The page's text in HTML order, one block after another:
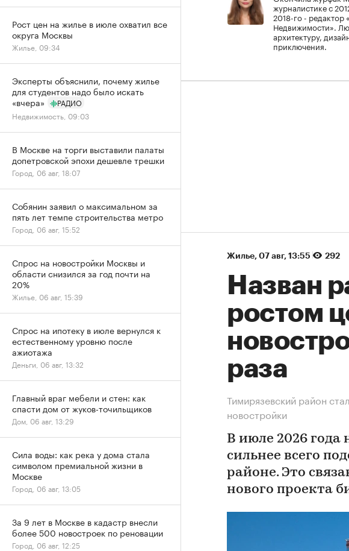
журналистике с
2018-го - редактор
Недвижимости».
архитектуру,
приключения.
Жилье⁠, 07 авг, 13:55 292
Назван
ростом
раза
Тимирязевский район
новостройки
В июле 2026 года
сильнее всего
районе. Это
нового проекта
Рост цен на жилье в июле охватил все
округа Москвы
Жилье, 09:34
Эксперты объяснили, почему жилье
для студентов надо было искать
«вчера»
РАДИО
Недвижимость, 09:03
В Москве на торги выставили палаты
допетровской эпохи дешевле трешки
Город, 06 авг, 18:07
Собянин заявил о максимальном за
пять лет темпе строительства метро
Город, 06 авг, 15:52
Спрос на новостройки Москвы и
области снизился за год почти на
20%
Жилье, 06 авг, 15:39
Спрос на ипотеку в июле вернулся к
естественному уровню после
ажиотажа
Деньги, 06 авг, 13:32
Главный враг мебели и стен: как
спасти дом от жуков-точильщиков
Дом, 06 авг, 13:29
Сила воды: как река у дома стала
символом премиальной жизни в
Москве
Город, 06 авг, 13:05
За 9 лет в Москве в кадастр внесли
более 500 новостроек по реновации
Город, 06 авг, 12:25